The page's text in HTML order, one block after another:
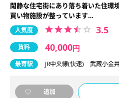
閑静な住宅街にあり落ち着いた住環
買い物施設が整っています…
人気度 3.5
賃料 40,000円
最寄駅 JR中央線(快速) 武蔵小
追加